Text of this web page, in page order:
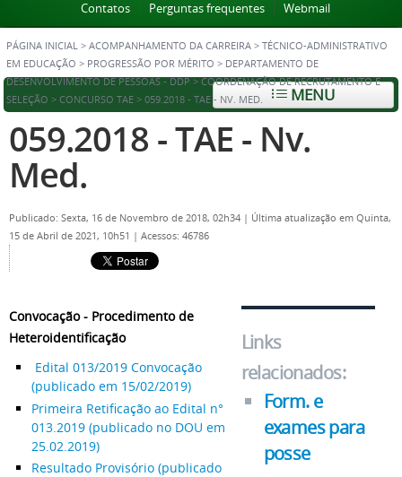
Contatos Perguntas frequentes Webmail
PÁGINA INICIAL > ACOMPANHAMENTO DA CARREIRA > TÉCNICO-ADMINISTRATIVO
EM EDUCAÇÃO > PROGRESSÃO POR MÉRITO > DEPARTAMENTO DE
DESENVOLVIMENTO DE PESSOAS - DDP > COORDENAÇÃO DE RECRUTAMENTO E
SELEÇÃO > CONCURSO TAE > 059.2018 - TAE - NV. MED. MENU
059.2018 - TAE - Nv.
Med.
Publicado: Sexta, 16 de Novembro de 2018, 02h34 | Última atualização em Quinta,
15 de Abril de 2021, 10h51 | Acessos: 46786
Links
relacionados:
Form. e
exames para
posse
Convocação - Procedimento de
Heteroidentificação
Edital 013/2019 Convocação
(publicado em 15/02/2019)
Primeira Retificação ao Edital n°
013.2019 (publicado no DOU em
25.02.2019)
Resultado Provisório (publicado